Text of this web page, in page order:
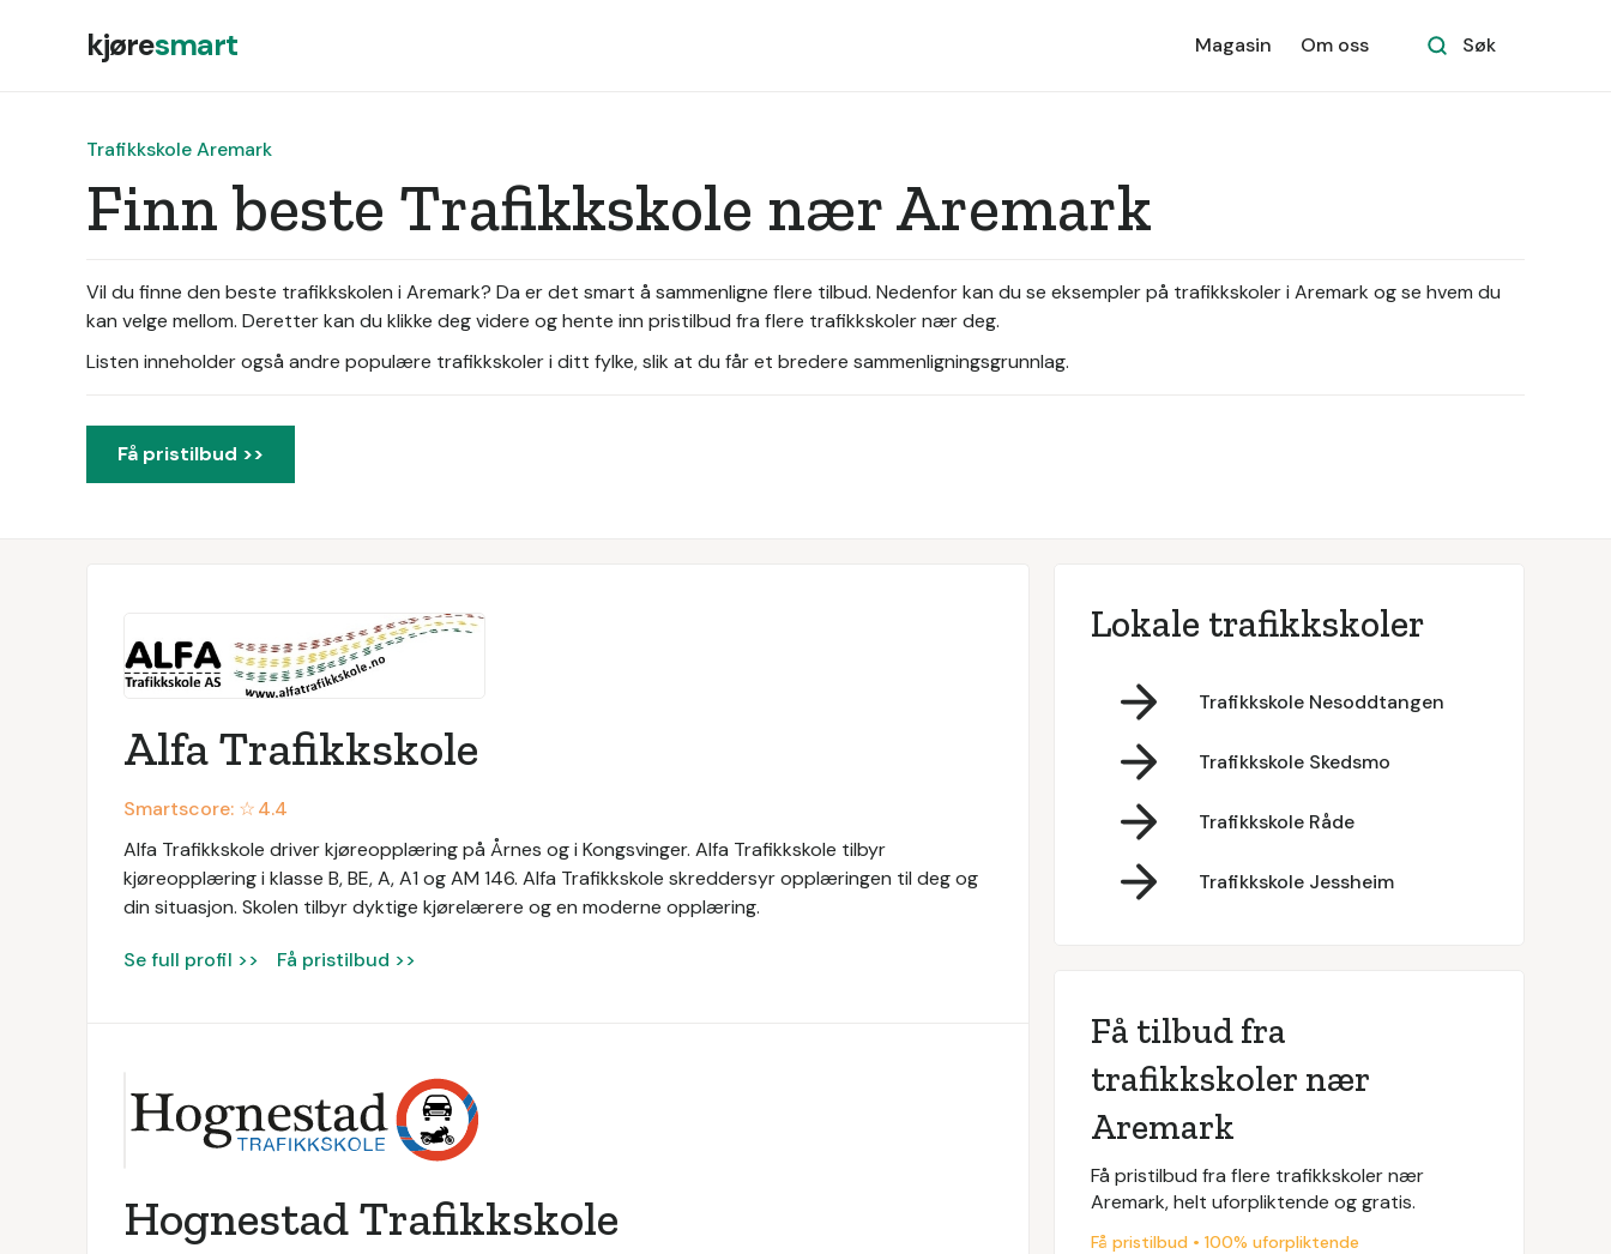
kjøresmart Magasin Om oss Søk
Trafikkskole Aremark
Finn beste Trafikkskole nær Aremark
Vil du finne den beste trafikkskolen i Aremark? Da er det smart å sammenligne flere tilbud. Nedenfor kan du se eksempler på trafikkskoler i Aremark og se hvem du
kan velge mellom. Deretter kan du klikke deg videre og hente inn pristilbud fra flere trafikkskoler nær deg.
Listen inneholder også andre populære trafikkskoler i ditt fylke, slik at du får et bredere sammenligningsgrunnlag.
Få pristilbud >>
Alfa Trafikkskole
Smartscore: ☆4.4
Alfa Trafikkskole driver kjøreopplæring på Årnes og i Kongsvinger. Alfa Trafikkskole tilbyr
kjøreopplæring i klasse B, BE, A, A1 og AM 146. Alfa Trafikkskole skreddersyr opplæringen til deg og
din situasjon. Skolen tilbyr dyktige kjørelærere og en moderne opplæring.
Se full profil >> Få pristilbud >>
Hognestad Trafikkskole
Lokale trafikkskoler
Trafikkskole Nesoddtangen
Trafikkskole Skedsmo
Trafikkskole Råde
Trafikkskole Jessheim
Få tilbud fra
trafikkskoler nær
Aremark
Få pristilbud fra flere trafikkskoler nær
Aremark, helt uforpliktende og gratis.
Få pristilbud • 100% uforpliktende